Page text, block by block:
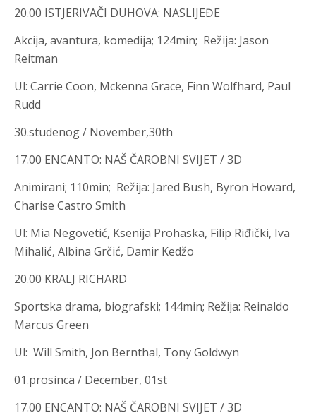
20.00 ISTJERIVAČI DUHOVA: NASLIJEĐE
Akcija, avantura, komedija; 124min; Režija: Jason
Reitman
Ul: Carrie Coon, Mckenna Grace, Finn Wolfhard, Paul
Rudd
30.studenog / November,30th
17.00 ENCANTO: NAŠ ČAROBNI SVIJET / 3D
Animirani; 110min; Režija: Jared Bush, Byron Howard,
Charise Castro Smith
Ul: Mia Negovetić, Ksenija Prohaska, Filip Riđički, Iva
Mihalić, Albina Grčić, Damir Kedžo
20.00 KRALJ RICHARD
Sportska drama, biografski; 144min; Režija: Reinaldo
Marcus Green
Ul: Will Smith, Jon Bernthal, Tony Goldwyn
01.prosinca / December, 01st
17.00 ENCANTO: NAŠ ČAROBNI SVIJET / 3D